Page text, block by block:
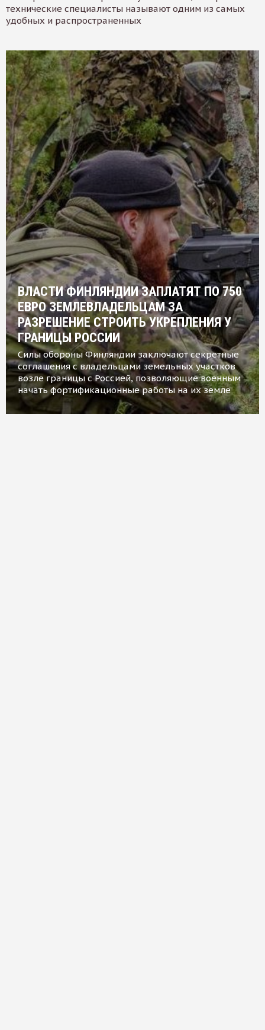
технические специалисты называют одним из самых
удобных и распространенных
ВЛАСТИ ФИНЛЯНДИИ ЗАПЛАТЯТ ПО 750
ЕВРО ЗЕМЛЕВЛАДЕЛЬЦАМ ЗА
РАЗРЕШЕНИЕ СТРОИТЬ УКРЕПЛЕНИЯ У
ГРАНИЦЫ РОССИИ
Силы обороны Финляндии заключают секретные
соглашения с владельцами земельных участков
возле границы с Россией, позволяющие военным
начать фортификационные работы на их земле